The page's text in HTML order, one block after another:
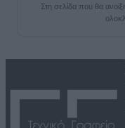
Στη σελίδα που θα